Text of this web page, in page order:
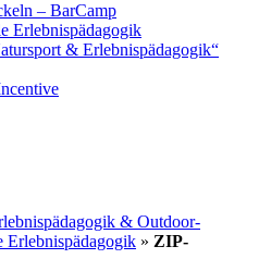
– BarCamp
Erlebnispädagogik
& Erlebnispädagogik“
& Outdoor-
Erlebnispädagogik » ZIP-